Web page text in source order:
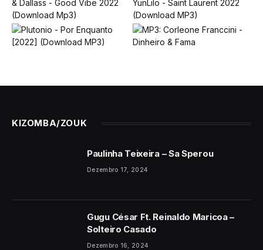
KIZOMBA/ZOUK
Paulinha Teixeira – Sa Sperou
Dezembro 17, 2024
Gugu César Ft. Reinaldo Maricoa –
Solteiro Casado
Dezembro 16, 2024